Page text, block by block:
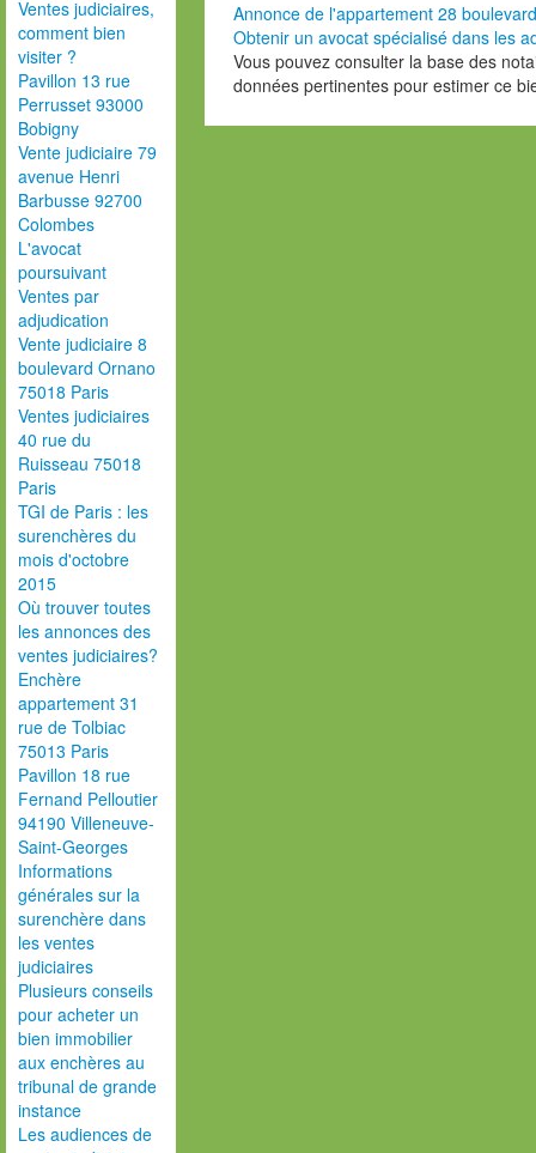
Ventes judiciaires,
comment bien
visiter ?
Pavillon 13 rue
Perrusset 93000
Bobigny
Vente judiciaire 79
avenue Henri
Barbusse 92700
Colombes
L'avocat
poursuivant
Ventes par
adjudication
Vente judiciaire 8
boulevard Ornano
75018 Paris
Ventes judiciaires
40 rue du
Ruisseau 75018
Paris
TGI de Paris : les
surenchères du
mois d'octobre
2015
Où trouver toutes
les annonces des
ventes judiciaires?
Enchère
appartement 31
rue de Tolbiac
75013 Paris
Pavillon 18 rue
Fernand Pelloutier
94190 Villeneuve-
Saint-Georges
Informations
générales sur la
surenchère dans
les ventes
judiciaires
Plusieurs conseils
pour acheter un
bien immobilier
aux enchères au
tribunal de grande
instance
Les audiences de
Annonce de l'appartement 28
Obtenir un avocat spécialisé dans les
Vous pouvez consulter la base des
données pertinentes pour estimer ce